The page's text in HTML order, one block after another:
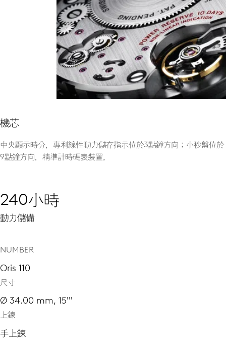
機芯
中央顯示時分，專利線性動力儲存指示位於3點鐘方向；小秒盤位於
9點鐘方向，精準計時碼表裝置。
240小時
動力儲備
NUMBER
Oris 110
尺寸
Ø 34.00 mm, 15'''
上鍊
手上鍊